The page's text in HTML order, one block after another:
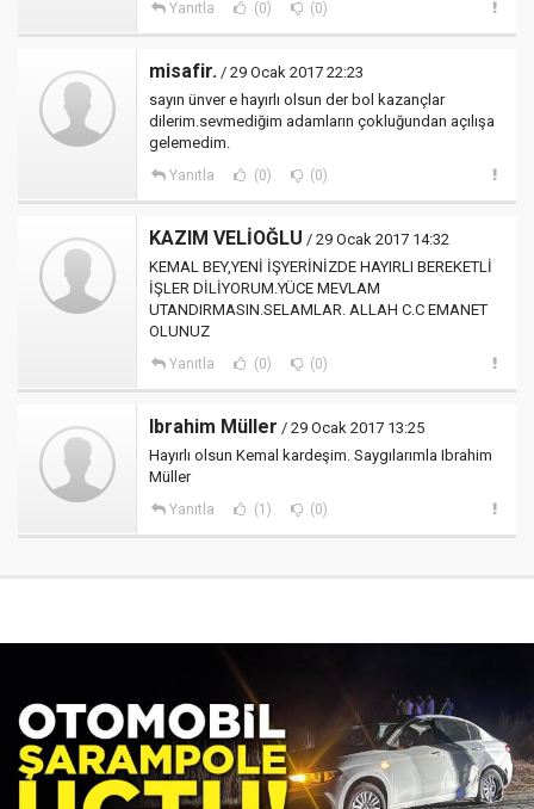
Yanıtla (0) (0)
misafir. / 29 Ocak 2017 22:23
sayın ünver e hayırlı olsun der bol kazançlar
dilerim.sevmediğim adamların çokluğundan açılışa
gelemedim.
Yanıtla (0) (0)
KAZIM VELİOĞLU / 29 Ocak 2017 14:32
KEMAL BEY,YENİ İŞYERİNİZDE HAYIRLI BEREKETLİ
İŞLER DİLİYORUM.YÜCE MEVLAM
UTANDIRMASIN.SELAMLAR. ALLAH C.C EMANET
OLUNUZ
Yanıtla (0) (0)
Ibrahim Müller / 29 Ocak 2017 13:25
Hayırlı olsun Kemal kardeşim. Saygılarımla Ibrahim
Müller
Yanıtla (1) (0)